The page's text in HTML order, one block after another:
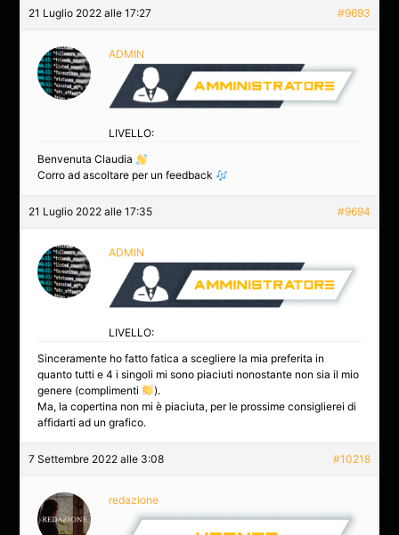
21 Luglio 2022 alle 17:27 #9693
ADMIN
LIVELLO:
Benvenuta Claudia
Corro ad ascoltare per un feedback
21 Luglio 2022 alle 17:35 #9694
ADMIN
LIVELLO:
Sinceramente ho fatto fatica a scegliere la mia preferita in
quanto tutti e 4 i singoli mi sono piaciuti nonostante non sia il mio
genere (complimenti
).
Ma, la copertina non mi è piaciuta, per le prossime consiglierei di
affidarti ad un grafico.
7 Settembre 2022 alle 3:08 #10218
redazione